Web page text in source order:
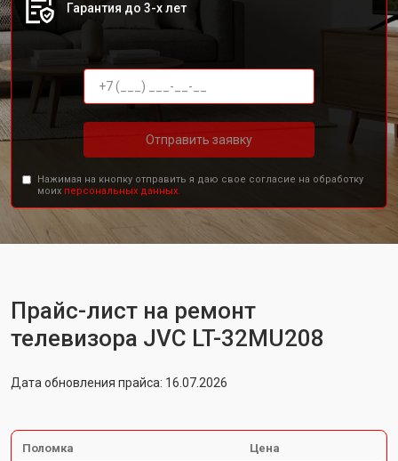
Гарантия до 3-х лет
Отправить заявку
Нажимая на кнопку отправить я даю свое согласие на обработку
моих персональных данных.
Прайс-лист на ремонт
телевизора JVC LT-32MU208
Дата обновления прайса: 16.07.2026
Поломка Цена